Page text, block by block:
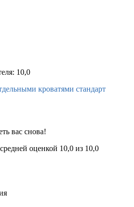
10,0
кроватями стандарт
вас снова!
оценкой 10,0 из 10,0